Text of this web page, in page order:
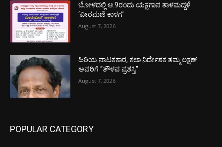
ಬೋಳದಲ್ಲಿ ಆ.9ರಂದು ಯಕ್ಷಗಾನ ತಾಳಮದ್ದಳೆ
‘ವೀರಮಣಿ ಕಾಳಗ’
August 7, 2026
ಹಿರಿಯ ನಾಟಕಕಾರ, ಕಲಾ ನಿರ್ದೇಶಕ ತಮ್ಮ ಲಕ್ಷಣ್
ಅವರಿಗೆ “ತೌಳವ ಪ್ರಶಸ್ತಿ”
August 7, 2026
POPULAR CATEGORY